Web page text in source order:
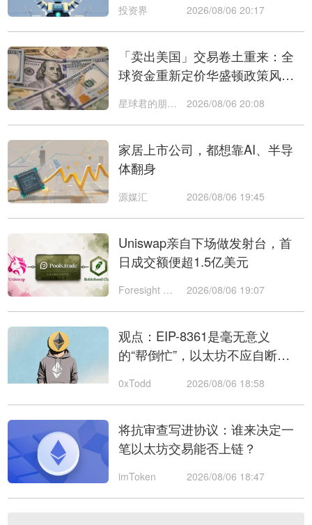
投资界 2026/08/06 20:17
「卖出美国」交易卷土重来：全
球资金重新定价华盛顿政策风
星球君的朋友们 2026/08/06 20:08
家居上市公司，都想靠AI、半导
体翻身
源媒汇 2026/08/06 19:45
Uniswap亲自下场做发射台，首
日成交额便超1.5亿美元
Foresight News 2026/08/06 19:07
观点：EIP-8361是毫无意义
的“帮倒忙”，以太坊不应自断双
0xTodd 2026/08/06 18:58
将抗审查写进协议：谁来决定一
笔以太坊交易能否上链？
imToken 2026/08/06 18:47